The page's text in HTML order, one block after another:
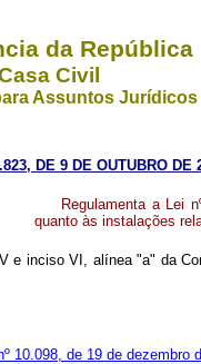
da República
Civil
Assuntos Jurídicos
DE 9 DE OUTUBRO DE
Regulamenta a Lei
quanto às instalações
inciso VI, alínea "a" da
10.098, de 19 de dezembro